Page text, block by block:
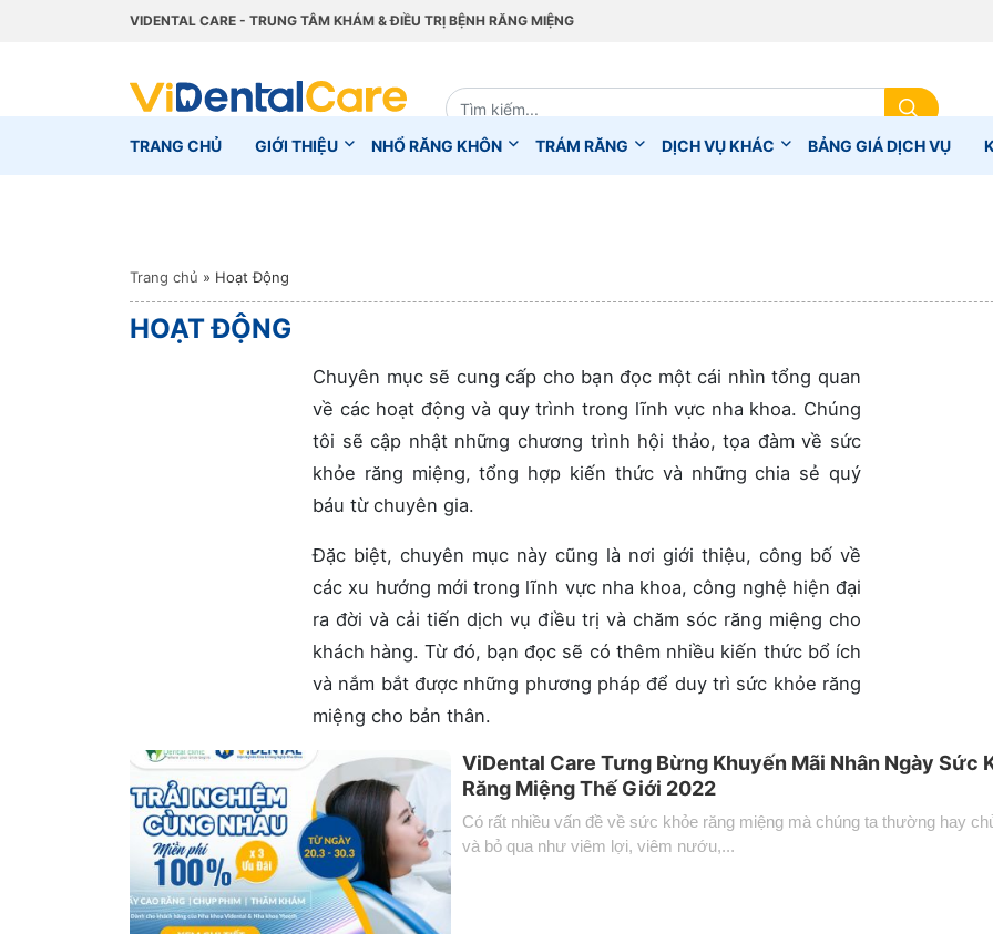
VIDENTAL CARE - TRUNG TÂM KHÁM & ĐIỀU TRỊ BỆNH RĂNG MIỆNG
TRANG CHỦ GIỚI THIỆU NHỔ RĂNG KHÔN TRÁM RĂNG DỊCH VỤ KHÁC BẢNG GIÁ DỊCH VỤ
Trang chủ » Hoạt Động
HOẠT ĐỘNG
Chuyên mục sẽ cung cấp cho bạn đọc một cái nhìn tổng quan
về các hoạt động và quy trình trong lĩnh vực nha khoa. Chúng
tôi sẽ cập nhật những chương trình hội thảo, tọa đàm về sức
khỏe răng miệng, tổng hợp kiến thức và những chia sẻ quý
báu từ chuyên gia.
Đặc biệt, chuyên mục này cũng là nơi giới thiệu, công bố về
các xu hướng mới trong lĩnh vực nha khoa, công nghệ hiện đại
ra đời và cải tiến dịch vụ điều trị và chăm sóc răng miệng cho
khách hàng. Từ đó, bạn đọc sẽ có thêm nhiều kiến thức bổ ích
và nắm bắt được những phương pháp để duy trì sức khỏe răng
miệng cho bản thân.
ViDental Care Tưng Bừng Khuyến Mãi Nhân Ngày Sức
Răng Miệng Thế Giới 2022
Có rất nhiều vấn đề về sức khỏe răng miệng mà chúng ta thường hay
và bỏ qua như viêm lợi, viêm nướu,...